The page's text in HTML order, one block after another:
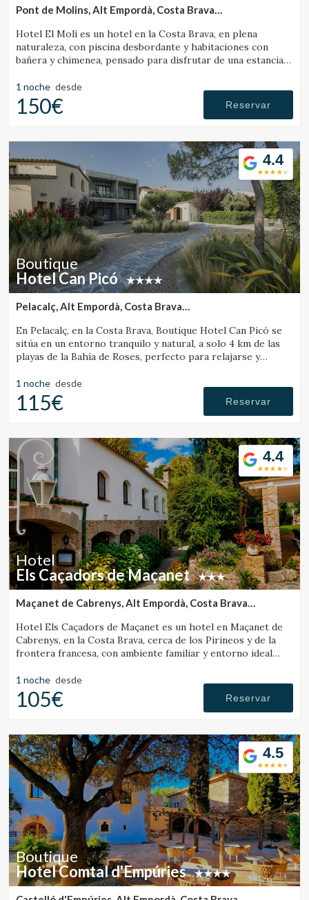
Gestionar mi reserva
Pont de Molins, Alt Empordà, Costa Brava
Hotel El Molí es un hotel en la Costa Brava, en plena
naturaleza, con piscina desbordante y habitaciones con
bañera y chimenea, pensado para disfrutar de una estancia
1 noche desde
150€ Reservar
4.4
Boutique
Hotel Can Picó
Pelacalç, Alt Empordà, Costa Brava
En Pelacalç, en la Costa Brava, Boutique Hotel Can Picó se
sitúa en un entorno tranquilo y natural, a solo 4 km de las
playas de la Bahía de Roses, perfecto para relajarse y
1 noche desde
115€ Reservar
4.4
Hotel
Els Caçadors de Maçanet
Maçanet de Cabrenys, Alt Empordà, Costa Brava
Hotel Els Caçadors de Maçanet es un hotel en Maçanet de
Cabrenys, en la Costa Brava, cerca de los Pirineos y de la
frontera francesa, con ambiente familiar y entorno ideal
1 noche desde
105€ Reservar
4.5
Boutique
Hotel Comtal d'Empúries